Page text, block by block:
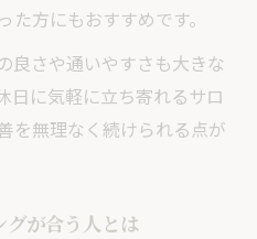
方にもおすすめです。
良さや通いやすさも大きな
日に気軽に立ち寄れるサロ
を無理なく続けられる点が
グが合う人とは